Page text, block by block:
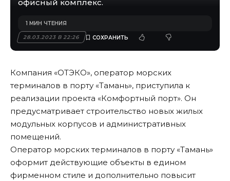
офисный комплекс.
28.03.2023 В 22:26
1 МИН ЧТЕНИЯ
Компания «ОТЭКО», оператор морских
терминалов в порту «Тамань», приступила к
реализации проекта «Комфортный порт». Он
предусматривает строительство новых жилых
модульных корпусов и административных
помещений.
Оператор морских терминалов в порту «Тамань»
оформит действующие объекты в едином
фирменном стиле и дополнительно повысит